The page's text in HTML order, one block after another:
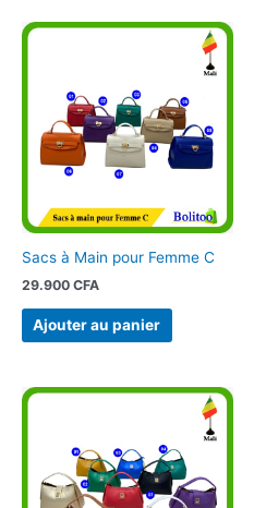
Sacs à Main pour Femme C
29.900 CFA
Ajouter au panier